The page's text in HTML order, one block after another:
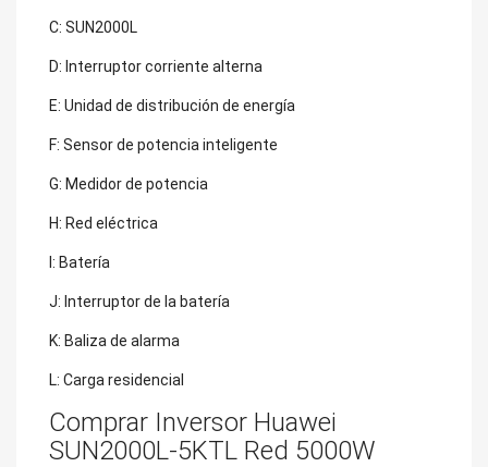
C: SUN2000L
D: Interruptor corriente alterna
E: Unidad de distribución de energía
F: Sensor de potencia inteligente
G: Medidor de potencia
H: Red eléctrica
I: Batería
J: Interruptor de la batería
K: Baliza de alarma
L: Carga residencial
Comprar Inversor Huawei
SUN2000L-5KTL Red 5000W